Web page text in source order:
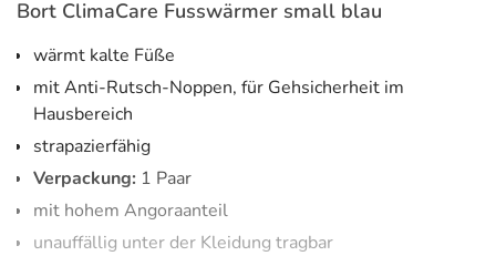
Bort ClimaCare Fusswärmer small blau
wärmt kalte Füße
mit Anti-Rutsch-Noppen, für Gehsicherheit im
Hausbereich
strapazierfähig
Verpackung: 1 Paar
mit hohem Angoraanteil
unauffällig unter der Kleidung tragbar